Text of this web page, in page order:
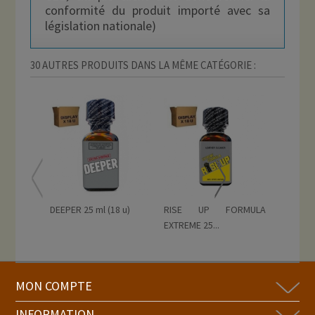
conformité du produit importé avec sa
législation nationale)
30 AUTRES PRODUITS DANS LA MÊME CATÉGORIE :
DEEPER 25 ml (18 u)
RISE UP FORMULA
EXTREME 25...
MON COMPTE